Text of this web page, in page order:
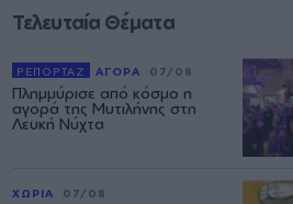
Τελευταία Θέματα
ΡΕΠΟΡΤΑΖ ΑΓΟΡΑ 07/08
Πλημμύρισε από κόσμο η
αγορά της Μυτιλήνης στη
Λευκή Νύχτα
ΧΩΡΙΑ 07/08